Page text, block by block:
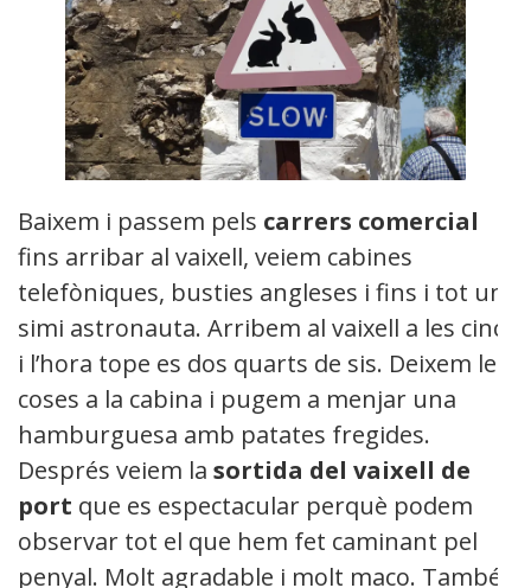
Baixem i passem pels carrers comercial
fins arribar al vaixell, veiem cabines
telefòniques, busties angleses i fins i tot un
simi astronauta. Arribem al vaixell a les cinc
i l’hora tope es dos quarts de sis. Deixem les
coses a la cabina i pugem a menjar una
hamburguesa amb patates fregides.
Després veiem la sortida del vaixell de
port que es espectacular perquè podem
observar tot el que hem fet caminant pel
penyal. Molt agradable i molt maco. També